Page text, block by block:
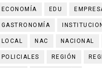
ECONOMÍA EDU
GASTRONOMÍA
LOCAL NAC NACIONAL
POLICIALES REGIÓN